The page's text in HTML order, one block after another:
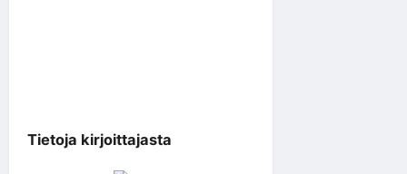
Tietoja kirjoittajasta